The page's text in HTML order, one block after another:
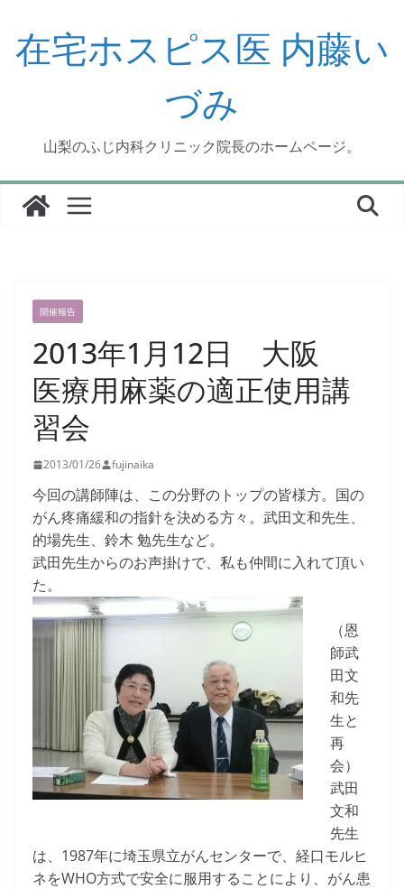
ッ
在宅ホスピス医 内藤い
づみ
山梨のふじ内科クリニック院長のホームページ。
開催報告
2013年1月12日 大阪
医療用麻薬の適正使用講
習会
2013/01/26 fujinaika
今回の講師陣は、この分野のトップの皆様方。国の
がん疼痛緩和の指針を決める方々。武田文和先生、
的場先生、鈴木 勉先生など。
武田先生からのお声掛けで、私も仲間に入れて頂い
た。
（恩
師武
田文
和先
生と
再
会）
武田
文和
先生
は、1987年に埼玉県立がんセンターで、経口モルヒ
ネをWHO方式で安全に服用することにより、がん患